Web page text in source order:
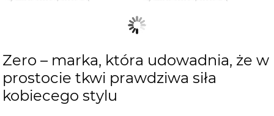
Zero – marka, która udowadnia, że w
prostocie tkwi prawdziwa siła
kobiecego stylu